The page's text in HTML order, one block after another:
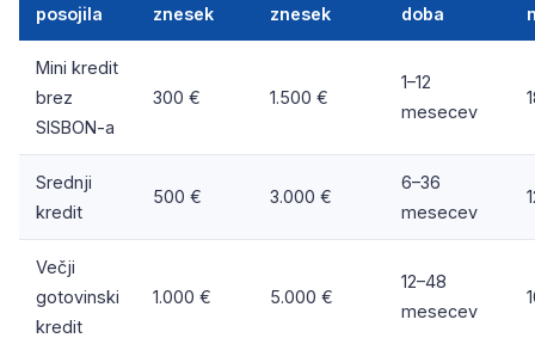
posojila
znesek
znesek
doba
Mini kredit
brez
SISBON-a
300 € 1.500 €
1–12
mesecev
Srednji
kredit
500 € 3.000 €
6–36
mesecev
Večji
gotovinski
kredit
1.000 € 5.000 €
12–48
mesecev